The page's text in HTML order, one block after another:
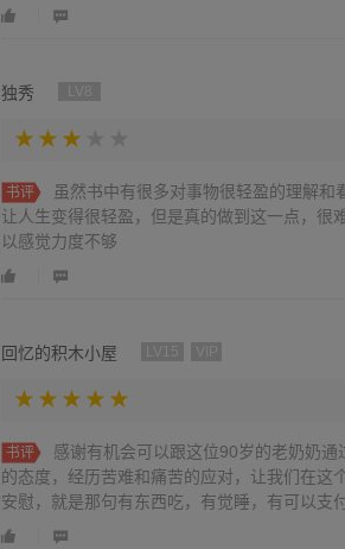
独秀
书评
虽然书中有很多对事物很轻盈的理解
让人生变得很轻盈，但是真的做到这一点，很
以感觉力度不够
回忆的积木小屋
书评
感谢有机会可以跟这位90岁的老奶奶
的态度，经历苦难和痛苦的应对，让我们在这
安慰，就是那句有东西吃，有觉睡，有可以支
我们现在崇尚的挣更多的钱相悖，却是事实，